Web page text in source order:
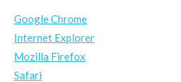
Google Chrome
Internet Explorer
Mozilla Firefox
Safari